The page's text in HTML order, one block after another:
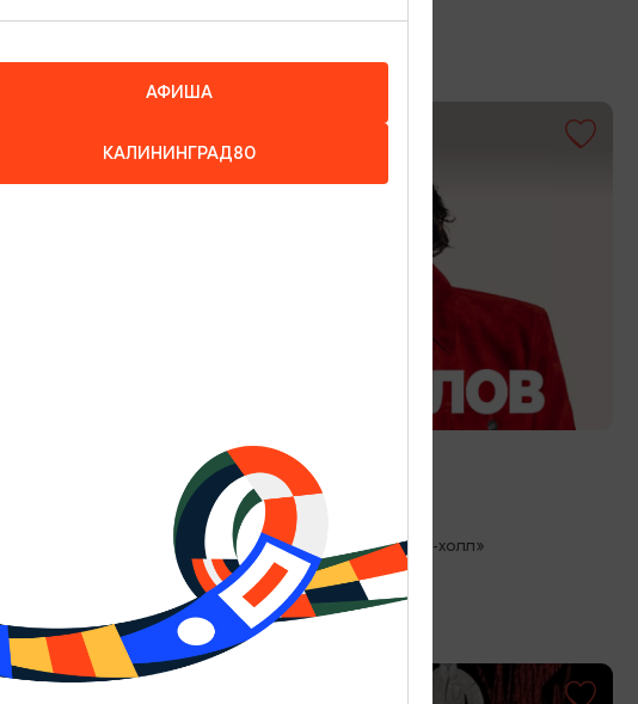
Стас Михайлов
27.08.2026 19:00
Светлогорск, Театр эстрады «Янтарь-холл»
АФИША
КАЛИНИНГРАД80